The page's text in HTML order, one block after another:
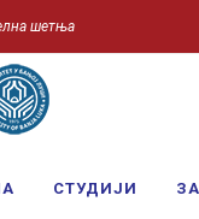
шетња
СТУДИЈИ